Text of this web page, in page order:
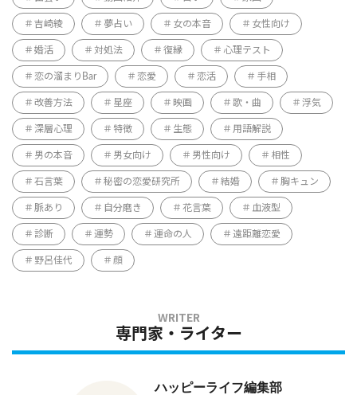
吉崎綾 夢占い 女の本音 女性向け
婚活 対処法 復縁 心理テスト
恋の溜まりBar 恋愛 恋活 手相
改善方法 星座 映画 歌・曲 浮気
深層心理 特徴 生態 用語解説
男の本音 男女向け 男性向け 相性
石言葉 秘密の恋愛研究所 結婚 胸キュン
脈あり 自分磨き 花言葉 血液型
診断 運勢 運命の人 遠距離恋愛
野呂佳代 顔
専門家・ライター
ハッピーライフ編集部